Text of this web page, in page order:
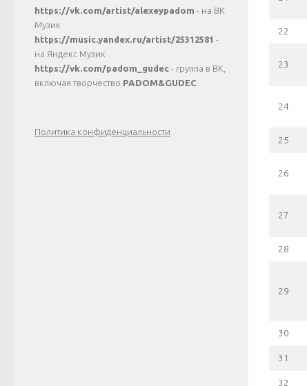
22
23
24
25
26
27
28
29
30
31
32
https://vk.com/artist/alexeypadom - на ВК
Музик
https://music.yandex.ru/artist/25312581 -
на Яндекс Музик
https://vk.com/padom_gudec - группа в ВК,
включая творчество PADOM&GUDEC
Политика конфиденциальности